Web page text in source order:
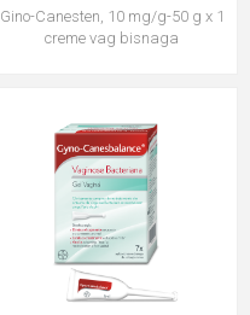
Gino-Canesten, 10 mg/g-50 g x 1
creme vag bisnaga